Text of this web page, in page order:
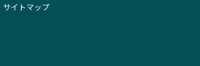
サイトマップ